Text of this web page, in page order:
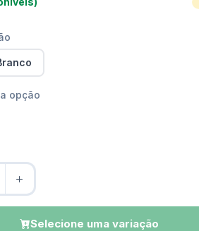
opção
Selecione uma variação